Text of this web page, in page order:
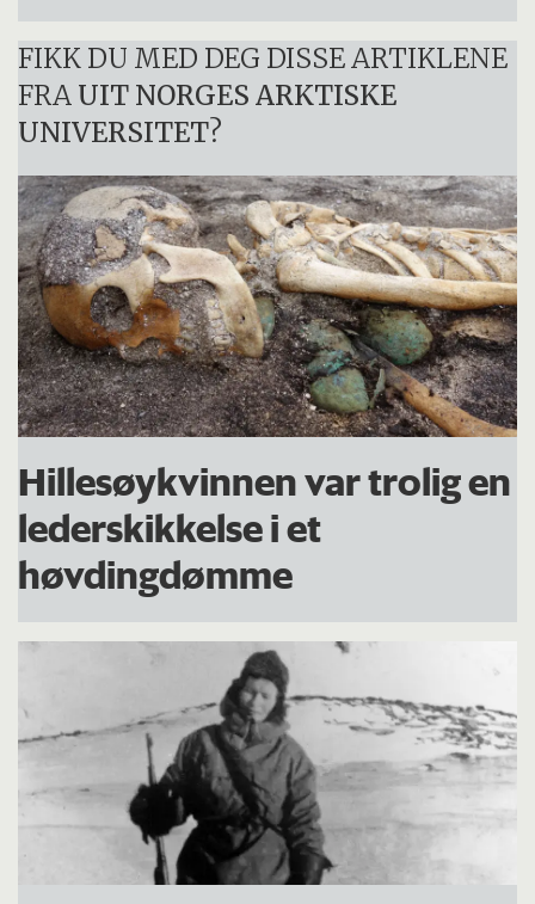
FIKK DU MED DEG DISSE ARTIKLENE
FRA UIT NORGES ARKTISKE
UNIVERSITET?
Hillesøykvinnen var trolig en
lederskikkelse i et
høvdingdømme